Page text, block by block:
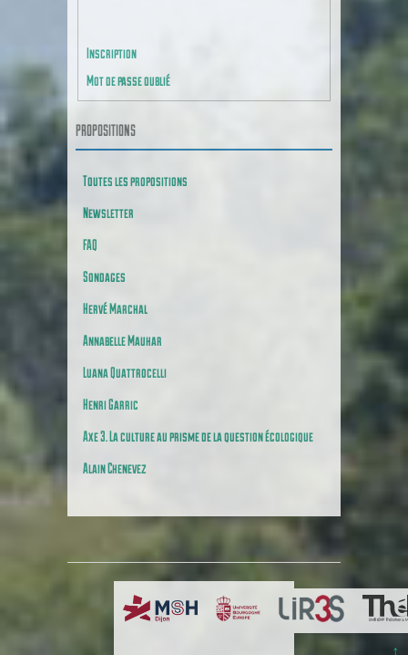
Inscription
Mot de passe oublié
PROPOSITIONS
Toutes les propositions
Newsletter
FAQ
Sondages
Hervé Marchal
Annabelle Mauhar
Luana Quattrocelli
Henri Garric
Axe 3. La culture au prisme de la question écologique
Alain Chenevez
↑